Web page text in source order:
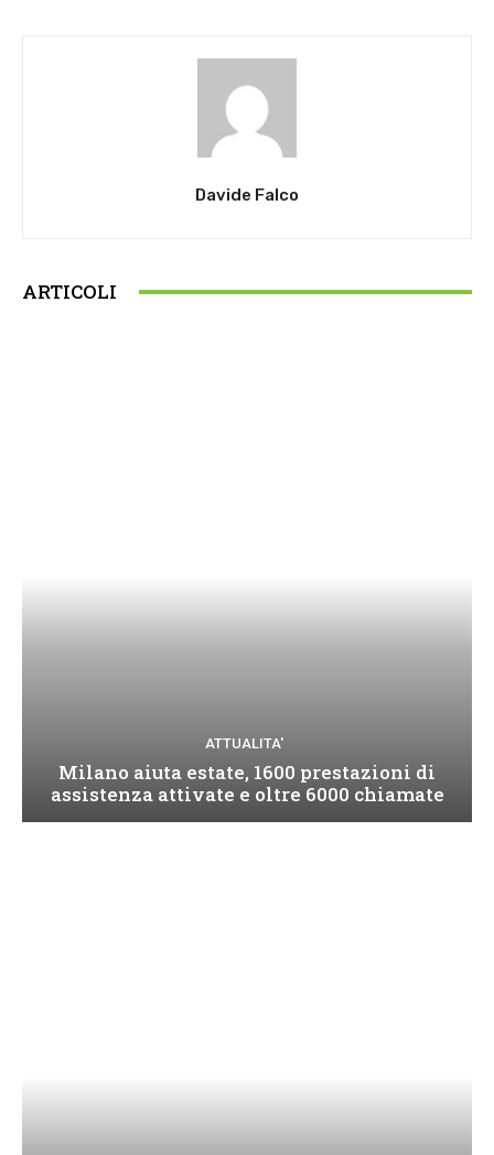
Davide Falco
ARTICOLI
ATTUALITA'
Milano aiuta estate, 1600 prestazioni di
assistenza attivate e oltre 6000 chiamate